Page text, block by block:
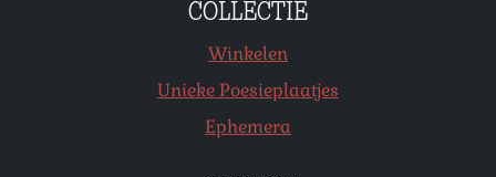
COLLECTIE
Winkelen
Unieke Poesieplaatjes
Ephemera